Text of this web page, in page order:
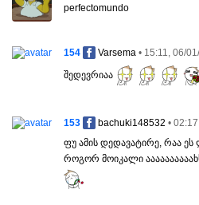
perfectomundo
154 Varsema • 15:11, 06/
შედევრიაა
153 bachuki148532 •
ფუ ამის დედავატირე, რაა
როგორ მოიკალი